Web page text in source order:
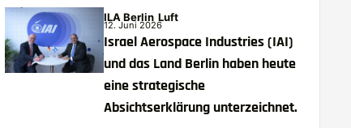
ILA Berlin Luft
12. Juni 2026
Israel Aerospace Industries (IAI)
und das Land Berlin haben heute
eine strategische
Absichtserklärung unterzeichnet.